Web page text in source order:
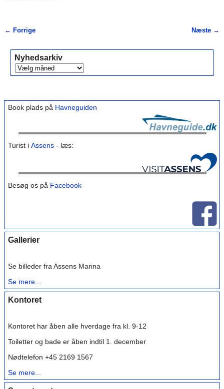
← Forrige Næste →
Nyhedsarkiv
Book plads på Havneguiden
Turist i Assens - læs:
Besøg os på Facebook
Gallerier
Se billeder fra Assens Marina
Se mere...
Kontoret
Kontoret har åben alle hverdage fra kl. 9-12
Toiletter og bade er åben indtil 1. december
Nødtelefon +45 2169 1567
Se mere...